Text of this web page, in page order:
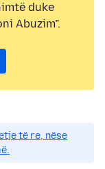
duke
Abuzim”.
të re, nëse